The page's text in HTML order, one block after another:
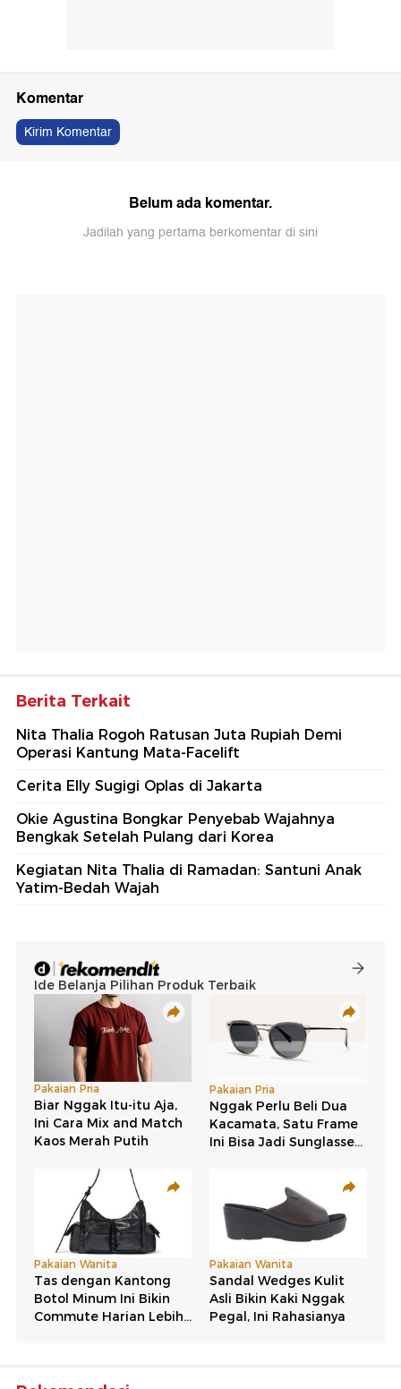
Komentar
Kirim Komentar
Belum ada komentar.
Jadilah yang pertama berkomentar di sini
Berita Terkait
Nita Thalia Rogoh Ratusan Juta Rupiah Demi
Operasi Kantung Mata-Facelift
Cerita Elly Sugigi Oplas di Jakarta
Okie Agustina Bongkar Penyebab Wajahnya
Bengkak Setelah Pulang dari Korea
Kegiatan Nita Thalia di Ramadan: Santuni Anak
Yatim-Bedah Wajah